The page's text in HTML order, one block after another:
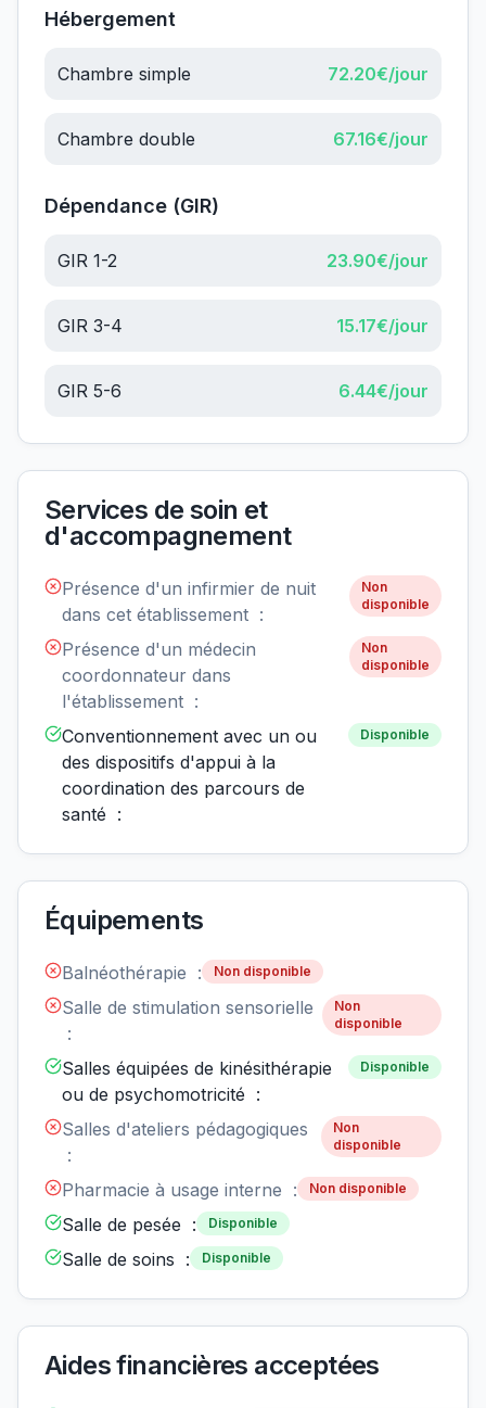
Hébergement
Chambre simple 72.20€/jour
Chambre double 67.16€/jour
Dépendance (GIR)
GIR 1-2 23.90€/jour
GIR 3-4 15.17€/jour
GIR 5-6 6.44€/jour
Services de soin et
d'accompagnement
Présence d'un infirmier de nuit
dans cet établissement :
Non
disponible
Présence d'un médecin
coordonnateur dans
l'établissement :
Non
disponible
Conventionnement avec un ou
des dispositifs d'appui à la
coordination des parcours de
santé :
Disponible
Équipements
Balnéothérapie : Non disponible
Salle de stimulation sensorielle
:
Non
disponible
Salles équipées de kinésithérapie
ou de psychomotricité :
Disponible
Salles d'ateliers pédagogiques
:
Non
disponible
Pharmacie à usage interne : Non disponible
Salle de pesée : Disponible
Salle de soins : Disponible
Aides financières acceptées